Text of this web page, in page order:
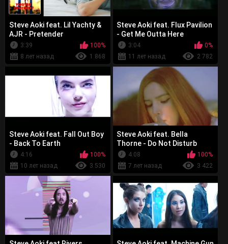
Steve Aoki feat. Lil Yachty &
AJR - Pretender
3:39
100%
8 лет назад
1 868
Steve Aoki feat. Flux Pavilion
- Get Me Outta Here
3:04
0%
11 лет назад
2 782
Steve Aoki feat. Fall Out Boy
- Back To Earth
4:16
100%
10 лет назад
3 530
Steve Aoki feat. Bella
Thorne - Do Not Disturb
4:08
100%
7 лет назад
3 422